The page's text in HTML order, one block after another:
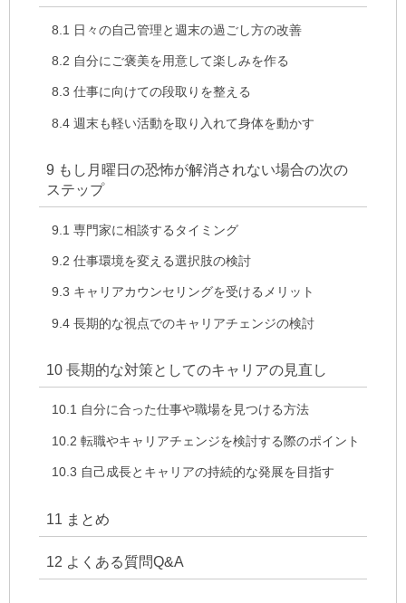
8.1 日々の自己管理と週末の過ごし方の改善
8.2 自分にご褒美を用意して楽しみを作る
8.3 仕事に向けての段取りを整える
8.4 週末も軽い活動を取り入れて身体を動かす
9 もし月曜日の恐怖が解消されない場合の次の
ステップ
9.1 専門家に相談するタイミング
9.2 仕事環境を変える選択肢の検討
9.3 キャリアカウンセリングを受けるメリット
9.4 長期的な視点でのキャリアチェンジの検討
10 長期的な対策としてのキャリアの見直し
10.1 自分に合った仕事や職場を見つける方法
10.2 転職やキャリアチェンジを検討する際のポイント
10.3 自己成長とキャリアの持続的な発展を目指す
11 まとめ
12 よくある質問Q&A